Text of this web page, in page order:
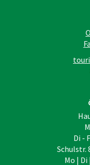
Di -
Schulstr.
Mo | Di